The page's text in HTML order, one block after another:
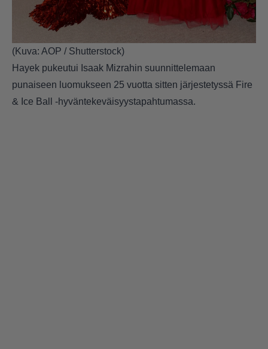
(Kuva: AOP / Shutterstock)
Hayek pukeutui Isaak Mizrahin suunnittelemaan
punaiseen luomukseen 25 vuotta sitten järjestetyssä Fire
& Ice Ball -hyväntekeväisyystapahtumassa.